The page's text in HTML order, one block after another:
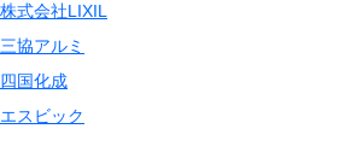
株式会社LIXIL
三協アルミ
四国化成
エスビック